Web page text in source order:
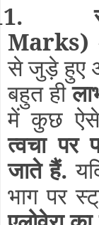
Marks)
से जुड़े हुए
बहुत ही
में कुछ
त्वचा पर
जाते हैं.
भाग पर